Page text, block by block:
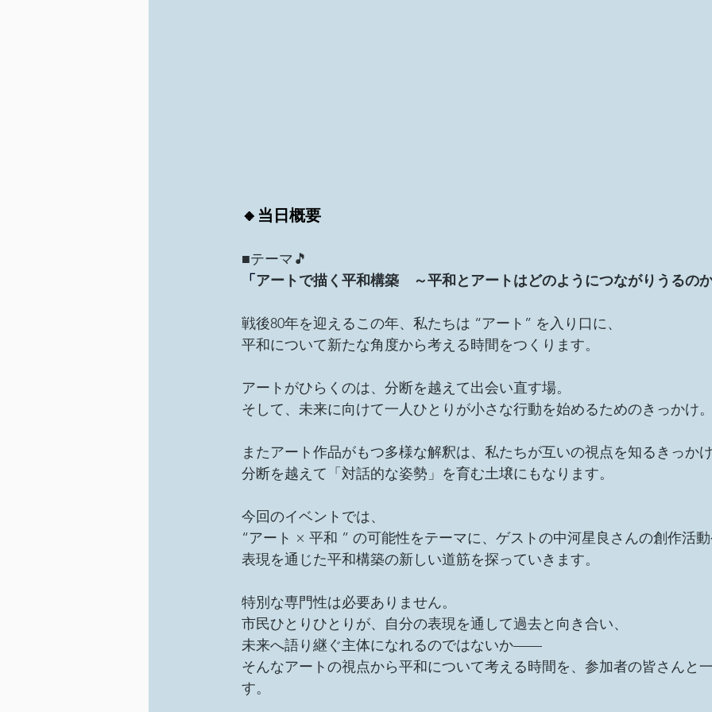
🔸当日概要
■テーマ🎵
「 アートで描く平和構築　～平和とアートはどのようにつながりうるの
戦後80年を迎えるこの年、私たちは “アート” を入り口に、
平和について新たな角度から考える時間をつくります。
アートがひらくのは、分断を越えて出会い直す場。
そして、未来に向けて一人ひとりが小さな行動を始めるためのきっかけ。
またアート作品がもつ多様な解釈は、私たちが互いの視点を知るきっかけ
分断を越えて「対話的な姿勢」を育む土壌にもなります。
今回のイベントでは、
“アート × 平和 ” の可能性をテーマに、ゲストの中河星良さんの創作活動
表現を通じた平和構築の新しい道筋を探っていきます。
特別な専門性は必要ありません。
市民ひとりひとりが、自分の表現を通して過去と向き合い、
未来へ語り継ぐ主体になれるのではないか——
そんなアートの視点から平和について考える時間を、参加者の皆さんと
す。